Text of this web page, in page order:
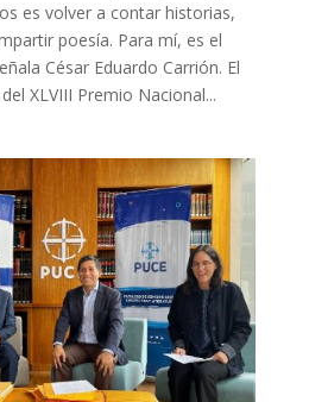
es volver a contar historias,
poesía. Para mí, es el
César Eduardo Carrión. El
XLVIII Premio Nacional...